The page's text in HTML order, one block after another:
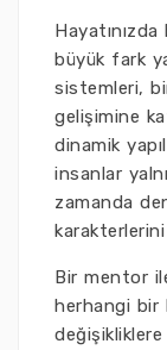
büyük fark
sistemleri,
gelişimine
dinamik
insanlar
zamanda
Bir mentor
herhangi bir